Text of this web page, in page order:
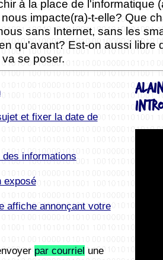
à la place de l'informatique
impacte(ra)-t-elle? Que
sans Internet, sans les
qu'avant? Est-on aussi libre
se poser.
et fixer la date de
des informations
exposé
affiche annonçant votre
par courriel une